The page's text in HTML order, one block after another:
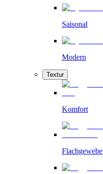
Saisonal
Modern
Textur
Komfort
Flachgewebe